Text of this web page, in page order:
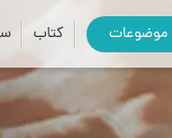
موضوعات کتاب